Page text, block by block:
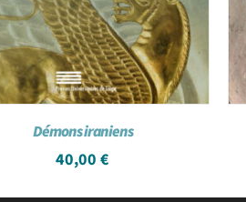
Démons iraniens
40,00€